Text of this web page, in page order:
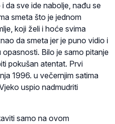
da sve ide nabolje, nađu se
smeta što je jednom
koji želi i hoće svima
da smeta jer je puno vidio i
Bilo je samo pitanje
pokušan atentat. Prvi
1996. u večernjim satima
uspio nadmudriti
samo na ovom